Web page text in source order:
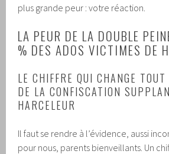
plus grande peur : votre réaction.
LA PEUR DE LA DOUBLE
% DES ADOS VICTIMES DE
LE CHIFFRE QUI CHANGE TOUT
DE LA CONFISCATION
HARCELEUR
Il faut se rendre à l’évidence, aussi
pour nous, parents bienveillants. Un